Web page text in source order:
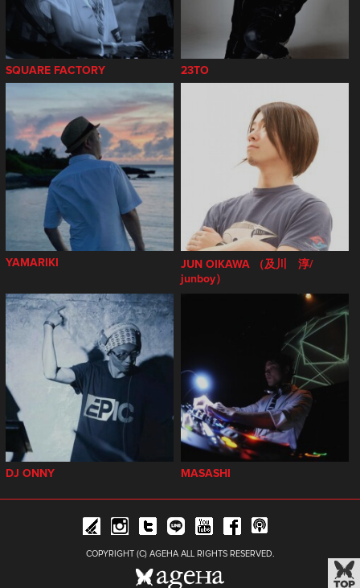
SQUARE FACTORY 23TO
YAMARIKI
JUN OIKAWA （及川 淳/
junboy）
DJ ONNY MASASHI
COPYRIGHT (C) AGEHA ALL RIGHTS RESERVED.